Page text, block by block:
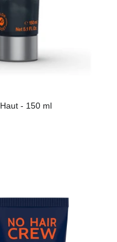
- 150 ml